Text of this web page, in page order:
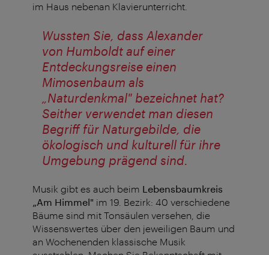
im Haus nebenan Klavierunterricht.
Wussten Sie, dass Alexander
von Humboldt auf einer
Entdeckungsreise einen
Mimosenbaum als
„Naturdenkmal" bezeichnet hat?
Seither verwendet man diesen
Begriff für Naturgebilde, die
ökologisch und kulturell für ihre
Umgebung prägend sind.
Musik gibt es auch beim Lebensbaumkreis
„Am Himmel" im 19. Bezirk: 40 verschiedene
Bäume sind mit Tonsäulen versehen, die
Wissenswertes über den jeweiligen Baum und
an Wochenenden klassische Musik